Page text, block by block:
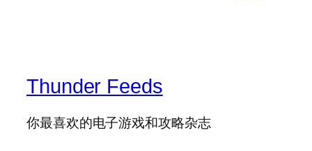
Thunder Feeds
你最喜欢的电子游戏和攻略杂志